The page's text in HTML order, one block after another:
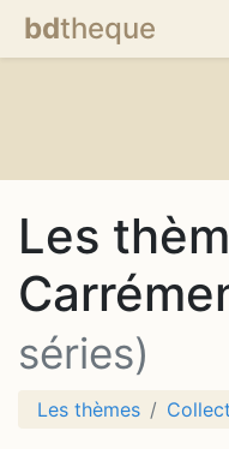
bdtheque
Les
séries)
Les thèmes